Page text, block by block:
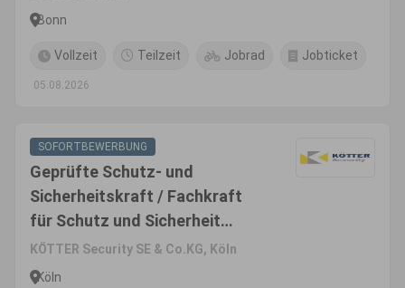
Bonn
Vollzeit Teilzeit Jobrad Jobticket
05.08.2026
SOFORTBEWERBUNG
Geprüfte Schutz- und
Sicherheitskraft / Fachkraft
für Schutz und Sicherheit
(m/w/d) - Raum Köln
KÖTTER Security SE & Co.KG, Köln
Köln